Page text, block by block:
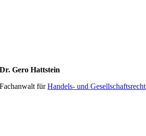
Dr. Gero Hattstein
Fachanwalt fürHandels- und Gesellschaftsrecht